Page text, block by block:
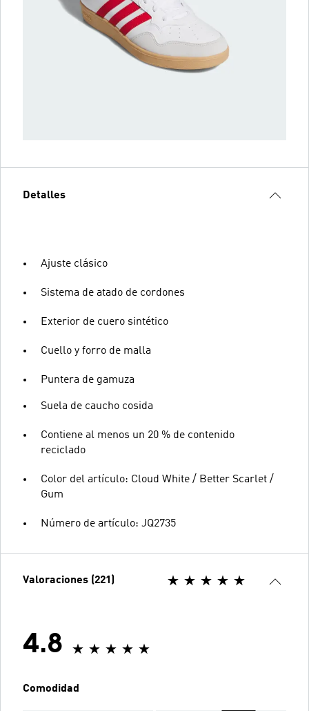
Detalles
Ajuste clásico
Sistema de atado de cordones
Exterior de cuero sintético
Cuello y forro de malla
Puntera de gamuza
Suela de caucho cosida
Contiene al menos un 20 % de contenido
reciclado
Color del artículo: Cloud White / Better Scarlet /
Gum
Número de artículo: JQ2735
Valoraciones (221)
4.8
Comodidad